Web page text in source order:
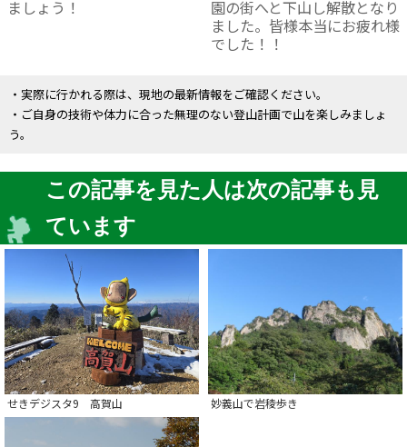
ましょう！
園の街へと下山し解散となり
ました。皆様本当にお疲れ様
でした！！
・実際に行かれる際は、現地の最新情報をご確認ください。
・ご自身の技術や体力に合った無理のない登山計画で山を楽しみましょ
う。
この記事を見た人は次の記事も見
ています
せきデジスタ9 高賀山 妙義山で岩稜歩き